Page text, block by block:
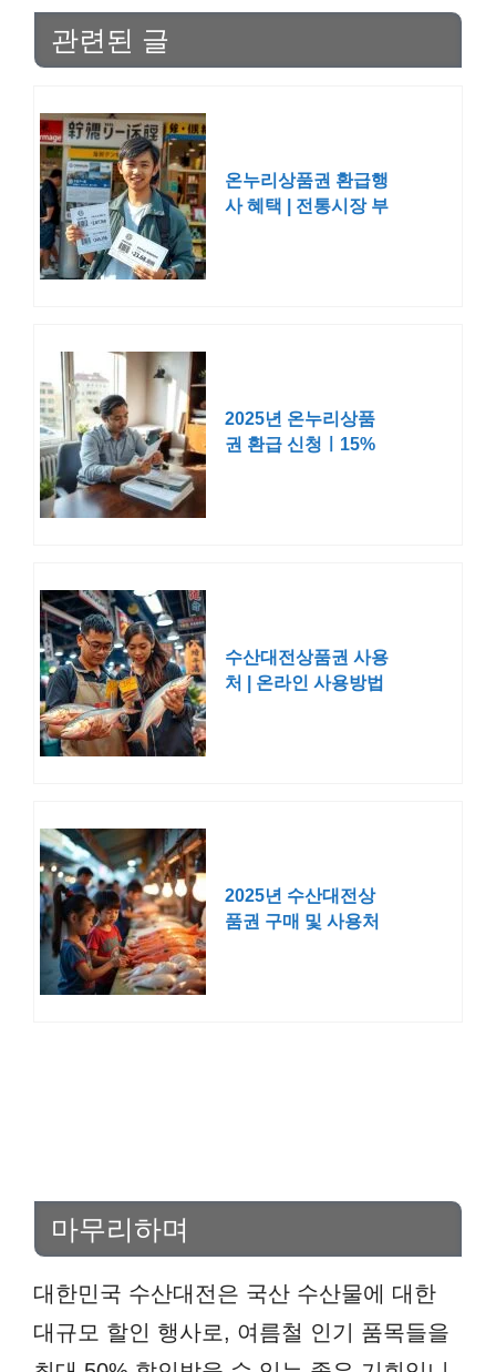
관련된 글
온누리상품권 환급행
사 혜택 | 전통시장 부
2025년 온누리상품
권 환급 신청ㅣ15%
수산대전상품권 사용
처 | 온라인 사용방법
2025년 수산대전상
품권 구매 및 사용처
마무리하며
대한민국 수산대전은 국산 수산물에 대한
대규모 할인 행사로, 여름철 인기 품목들을